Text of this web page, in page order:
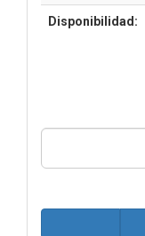
Disponibilidad: